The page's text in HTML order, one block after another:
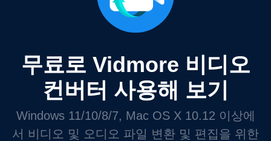
무료로 Vidmore 비디오
컨버터 사용해 보기
Windows 11/10/8/7, Mac OS X 10.12 이상에
서 비디오 및 오디오 파일 변환 및 편집을 위한